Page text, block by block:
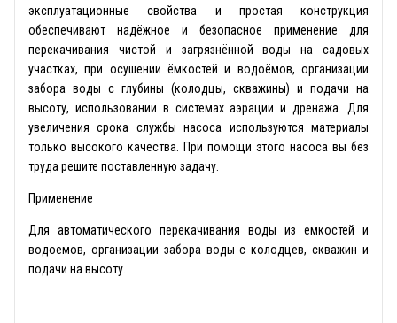
эксплуатационные свойства и простая конструкция
обеспечивают надёжное и безопасное применение для
перекачивания чистой и загрязнённой воды на садовых
участках, при осушении ёмкостей и водоёмов, организации
забора воды с глубины (колодцы, скважины) и подачи на
высоту, использовании в системах аэрации и дренажа. Для
увеличения срока службы насоса используются материалы
только высокого качества. При помощи этого насоса вы без
труда решите поставленную задачу.
Применение
Для автоматического перекачивания воды из емкостей и
водоемов, организации забора воды с колодцев, скважин и
подачи на высоту.